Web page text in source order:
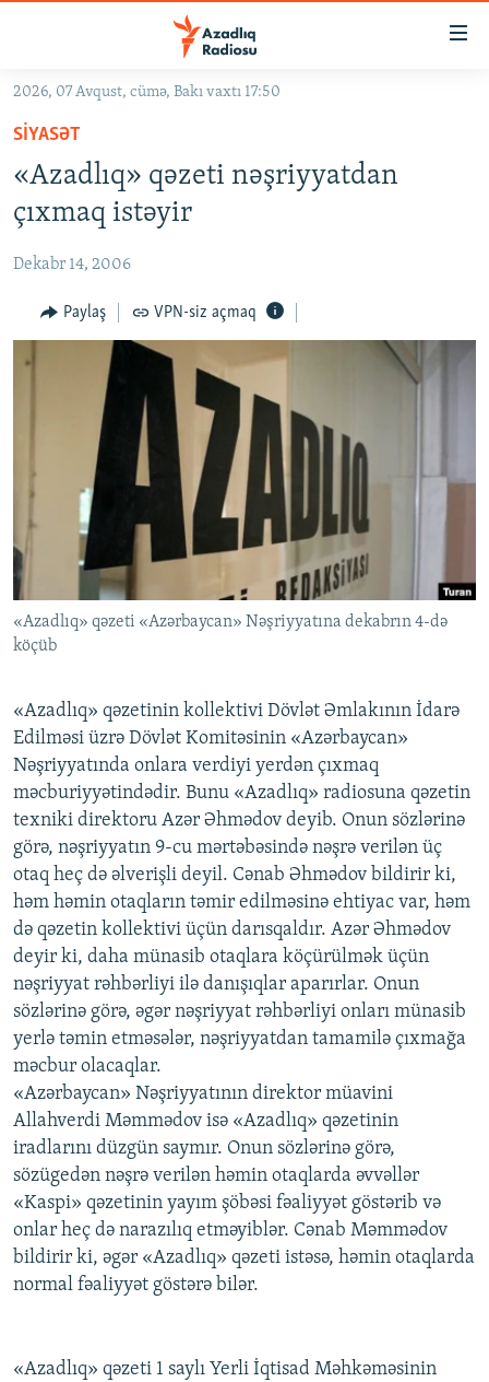
Əsas
qayıt
Əsas
qayıt
Axtarışa
GÜNDƏM
#İZAHLA
KORRUPSIOMETR
#ƏSLINDƏ
FƏRQƏ BAX
QANUNI DOĞRU
ARAŞDIRMA
MULTIMEDIA
FOTOQALEREYA
İNFOQRAFIKA
KARIKATURA
RADIO ARXIV
AZƏRBAYCAN ƏDƏBIYYATI KITABXANASI
İSLAM VƏ DEMOKRATIYA
İZ - MƏDƏNIYYƏT PROQRAMI
HAQQIMIZDA
MISSIYAMIZ
PEŞƏ ETIKASI VƏ JURNALISTIKA STANDARTLARIMIZ
MATERIALLARIMIZDAN ISTIFADƏ
AZADLIQRADIOSU MOBIL TELEFONUNUZDA
XƏBƏR BÜLLETENLƏRIMIZ
BIZI IZLƏ
RFE/RL-in bütün saytları
2026, 07 Avqust, cümə, Bakı vaxtı 17:50
SIYASƏT
«Azadlıq» qəzeti nəşriyyatdan
çıxmaq istəyir
Dekabr 14, 2006
Paylaş VPN-siz açmaq
«Azadlıq» qəzeti «Azərbaycan» Nəşriyyatına dekabrın 4-də
köçüb
«Azadlıq» qəzetinin kollektivi Dövlət Əmlakının İdarə
Edilməsi üzrə Dövlət Komitəsinin «Azərbaycan»
Nəşriyyatında onlara verdiyi yerdən çıxmaq
məcburiyyətindədir. Bunu «Azadlıq» radiosuna qəzetin
texniki direktoru Azər Əhmədov deyib. Onun sözlərinə
görə, nəşriyyatın 9-cu mərtəbəsində nəşrə verilən üç
otaq heç də əlverişli deyil. Cənab Əhmədov bildirir ki,
həm həmin otaqların təmir edilməsinə ehtiyac var, həm
də qəzetin kollektivi üçün darısqaldır. Azər Əhmədov
deyir ki, daha münasib otaqlara köçürülmək üçün
nəşriyyat rəhbərliyi ilə danışıqlar aparırlar. Onun
sözlərinə görə, əgər nəşriyyat rəhbərliyi onları münasib
yerlə təmin etməsələr, nəşriyyatdan tamamilə çıxmağa
məcbur olacaqlar.
«Azərbaycan» Nəşriyyatının direktor müavini
Allahverdi Məmmədov isə «Azadlıq» qəzetinin
iradlarını düzgün saymır. Onun sözlərinə görə,
sözügedən nəşrə verilən həmin otaqlarda əvvəllər
«Kaspi» qəzetinin yayım şöbəsi fəaliyyət göstərib və
onlar heç də narazılıq etməyiblər. Cənab Məmmədov
bildirir ki, əgər «Azadlıq» qəzeti istəsə, həmin otaqlarda
normal fəaliyyət göstərə bilər.
«Azadlıq» qəzeti 1 saylı Yerli İqtisad Məhkəməsinin